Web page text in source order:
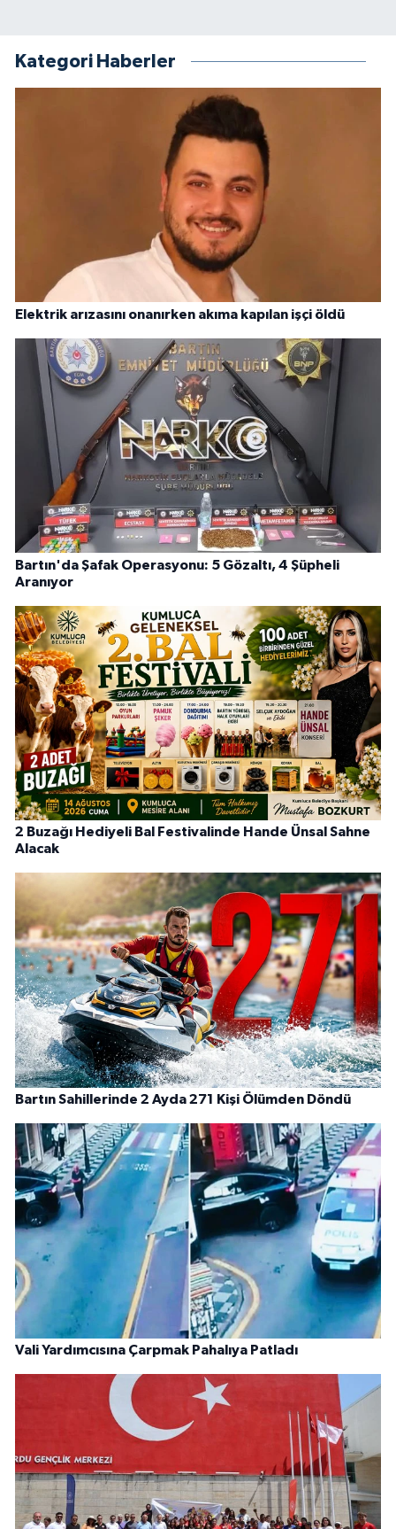
Kategori Haberler
Elektrik arızasını onanırken akıma kapılan işçi öldü
Bartın'da Şafak Operasyonu: 5 Gözaltı, 4 Şüpheli
Aranıyor
2 Buzağı Hediyeli Bal Festivalinde Hande Ünsal Sahne
Alacak
Bartın Sahillerinde 2 Ayda 271 Kişi Ölümden Döndü
Vali Yardımcısına Çarpmak Pahalıya Patladı